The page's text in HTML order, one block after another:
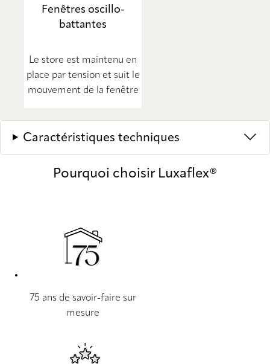
Fenêtres oscillo-
battantes
Le store est maintenu en
place par tension et suit le
mouvement de la fenêtre
Caractéristiques techniques
Pourquoi choisir Luxaflex®
75 ans de savoir-faire sur
mesure